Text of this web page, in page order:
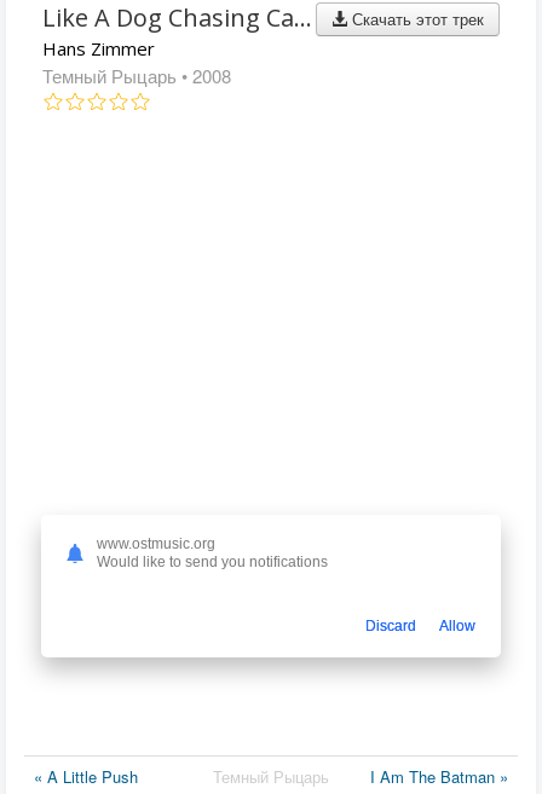
Скачать этот трек
Like A Dog Chasing Cars
Hans Zimmer
Темный Рыцарь • 2008
« A Little Push Темный Рыцарь I Am The Batman »
www.ostmusic.org
Would like to send you notifications
Discard Allow